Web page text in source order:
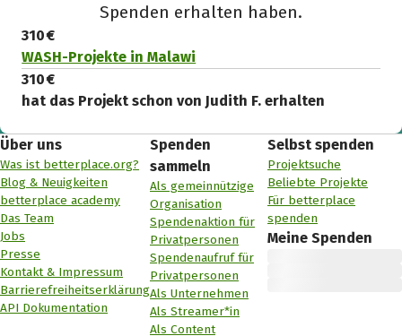
Spenden erhalten haben.
310 €
WASH-Projekte in Malawi
310 €
hat das Projekt schon von Judith F. erhalten
Über uns
Was ist betterplace.org?
Blog & Neuigkeiten
betterplace academy
Das Team
Jobs
Presse
Kontakt & Impressum
Barrierefreiheitserklärung
API Dokumentation
Spenden
sammeln
Als gemeinnützige
Organisation
Spendenaktion für
Privatpersonen
Spendenaufruf für
Privatpersonen
Als Unternehmen
Als Streamer*in
Als Content
Selbst spenden
Projektsuche
Beliebte Projekte
Für betterplace
spenden
Meine Spenden